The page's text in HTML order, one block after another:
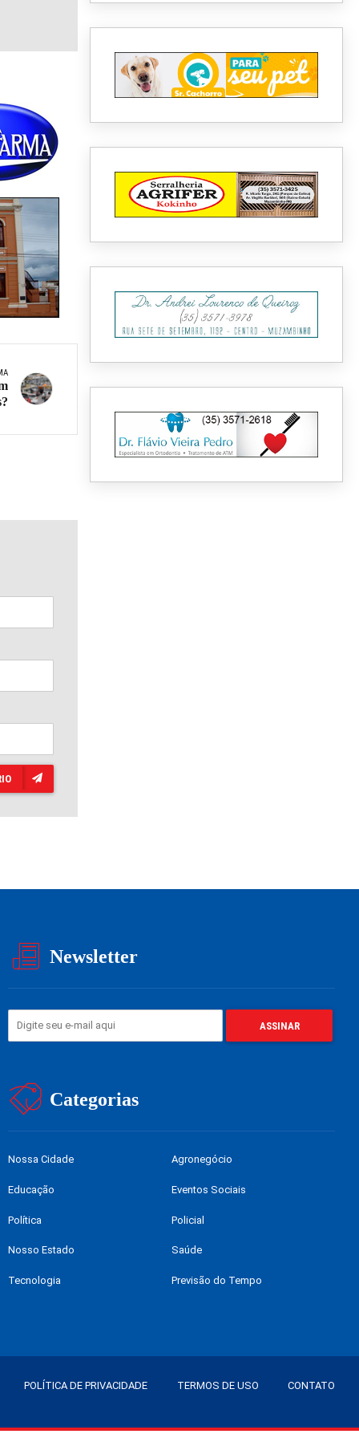
Newsletter
Categorias
Nossa Cidade Agronegócio
Educação Eventos Sociais
Política Policial
Nosso Estado Saúde
Tecnologia Previsão do Tempo
POLÍTICA DE PRIVACIDADE TERMOS DE USO CONTATO